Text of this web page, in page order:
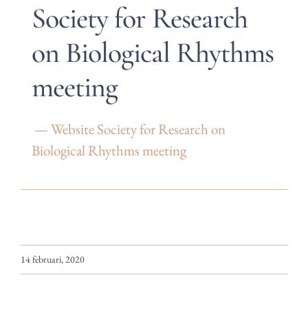
Society for Research
on Biological Rhythms
meeting
— Website Society for Research on
Biological Rhythms meeting
14 februari, 2020